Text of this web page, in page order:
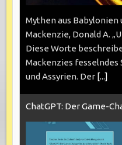
Mythen aus Babylonien
Mackenzie, Donald A.
Diese Worte
Mackenzies fesselndes
und Assyrien. Der [...]
ChatGPT: Der Game-